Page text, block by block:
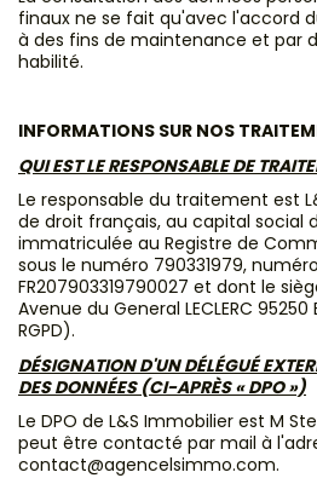
finaux ne se fait qu'avec l'accord
à des fins de maintenance et par
habilité.
INFORMATIONS SUR NOS
QUI EST LE RESPONSABLE DE
Le responsable du traitement est
de droit français, au capital social
immatriculée au Registre de
sous le numéro 790331979,
FR207903319790027 et dont le
Avenue du General LECLERC 95250
RGPD).
DÉSIGNATION D'UN DÉLÉGUÉ
DES DONNÉES (CI-APRÈS « DPO »)
Le DPO de L&S Immobilier est M
peut être contacté par mail à
contact@agencelsimmo.com.